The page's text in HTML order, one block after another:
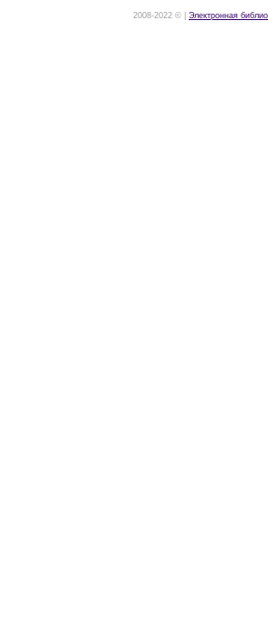
2008-2022 © | Электронная